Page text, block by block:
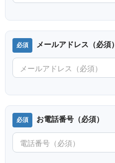
メールアドレス（必須）
お電話番号（必須）